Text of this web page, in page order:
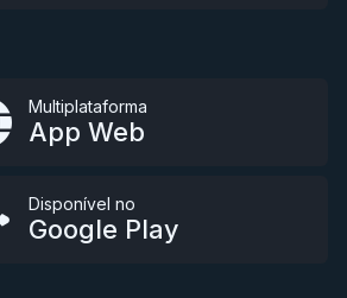
Multiplataforma
App Web
Disponível no
Google Play